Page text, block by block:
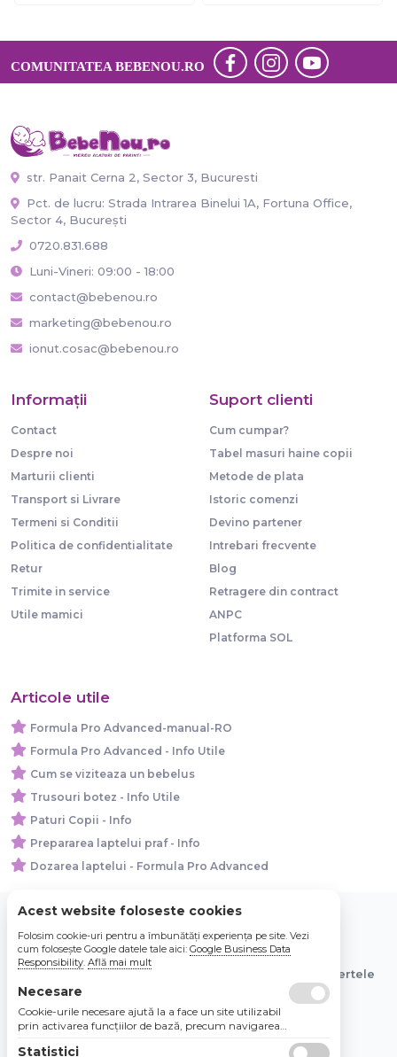
COMUNITATEA BEBENOU.RO
str. Panait Cerna 2, Sector 3, Bucuresti
Pct. de lucru: Strada Intrarea Binelui 1A, Fortuna Office,
Sector 4, București
0720.831.688
Luni-Vineri: 09:00 - 18:00
contact@bebenou.ro
marketing@bebenou.ro
ionut.cosac@bebenou.ro
Informaţii
Contact
Despre noi
Marturii clienti
Transport si Livrare
Termeni si Conditii
Politica de confidentialitate
Retur
Trimite in service
Utile mamici
Suport clienti
Cum cumpar?
Tabel masuri haine copii
Metode de plata
Istoric comenzi
Devino partener
Intrebari frecvente
Blog
Retragere din contract
ANPC
Platforma SOL
Articole utile
Formula Pro Advanced-manual-RO
Formula Pro Advanced - Info Utile
Cum se viziteaza un bebelus
Trusouri botez - Info Utile
Paturi Copii - Info
Prepararea laptelui praf - Info
Dozarea laptelui - Formula Pro Advanced
© 2026 Bebe Nou Online Store SRL
Toate preturile sunt exprimate in lei si includ tva. Ofertele
sunt valabile in limita stocului disponibil.
Acest website foloseste cookies
Folosim cookie-uri pentru a îmbunătăți experiența pe site. Vezi
cum folosește Google datele tale aici: Google Business Data
Responsibility. Află mai mult
Necesare
Cookie-urile necesare ajută la a face un site utilizabil
prin activarea funcţiilor de bază, precum navigarea
Site-ul nu poate funcţiona corespunzător fără aceste
Statistici